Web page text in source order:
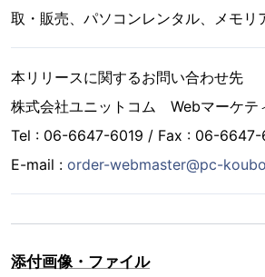
取・販売、パソコンレンタル、メモリ
本リリースに関するお問い合わせ先
株式会社ユニットコム Webマーケテ
Tel : 06-6647-6019 / Fax : 06-6647-
E-mail : order-webmaster@pc-
添付画像・ファイル